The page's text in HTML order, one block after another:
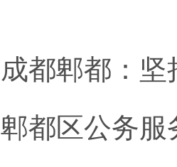
成都郫都：
郫都区公务服